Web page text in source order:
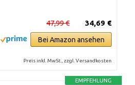
34,69 €
47,99 €
Bei Amazon ansehen
Preis inkl. MwSt., zzgl. Versandkosten
EMPFEHLUNG